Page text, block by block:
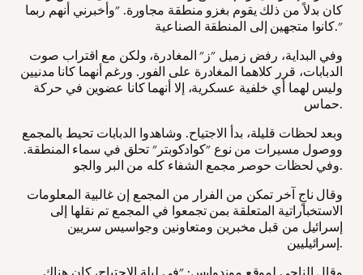
كان بدلاً من ذلك يقوم بغزو منطقة مجاورة. "وأخبرني أنهم ربما
كانوا متجهين إلى المنطقة الصناعية."
وفي البداية، رفض زميل "ز" المغادرة، ولكن مع اقتراب صوت
الدبابات، قرر كلاهما المغادرة على الفور. ورغم أنهما كانا مدنيين
وليس لهما أي خلفية عسكرية، إلا أنهما كانا عضوين في حركة
حماس.
وبعد لحظات قليلة، بدأ الاجتياح. وشاهدوا الدبابات تحيط بالمجمع
ووصول مسيرات من نوع "كوادكوبتر" تحلق في سماء المنطقة.
وفي لحظات حوصر مجمع الشفاء كله من البر والجو.
وقال ناجٍ آخر تمكن من الفرار من المجمع إن غالبية المعلومات
الاستخباراتية المتعلقة بمن تجمعوا في المجمع تم نقلها إلى
إسرائيل من قبل مخبرين ومتعاونين وجواسيس سريين
إسرائيليين.